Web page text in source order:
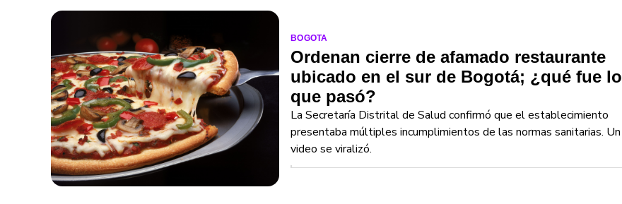
BOGOTA
Ordenan cierre de afamado restaurante
ubicado en el sur de Bogotá; ¿qué fue lo
que pasó?
La Secretaría Distrital de Salud confirmó que el establecimiento
presentaba múltiples incumplimientos de las normas sanitarias. Un
video se viralizó.